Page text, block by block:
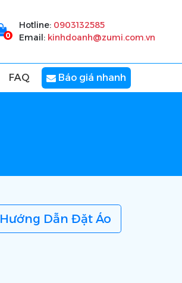
0
Hotline: 0903132585
Email: kinhdoanh@zumi.com.vn
FAQ Báo giá nhanh
Hướng Dẫn Đặt Áo